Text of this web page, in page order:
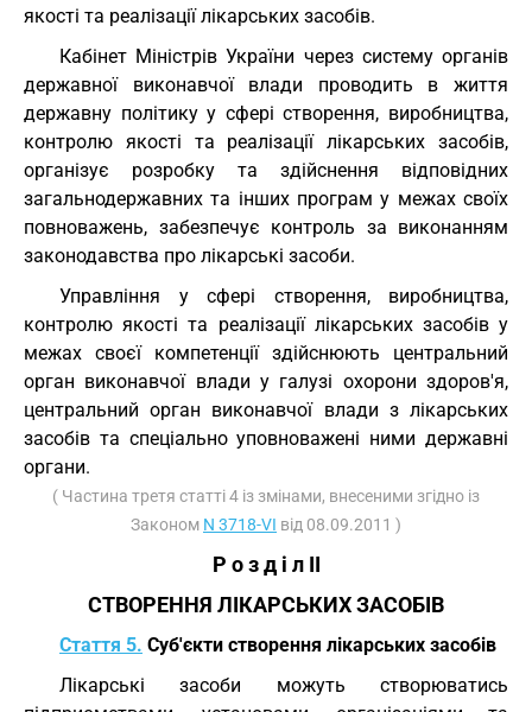
якості та реалізації лікарських засобів.
Кабінет Міністрів України через систему органів
державної виконавчої влади проводить в життя
державну політику у сфері створення, виробництва,
контролю якості та реалізації лікарських засобів,
організує розробку та здійснення відповідних
загальнодержавних та інших програм у межах своїх
повноважень, забезпечує контроль за виконанням
законодавства про лікарські засоби.
Управління у сфері створення, виробництва,
контролю якості та реалізації лікарських засобів у
межах своєї компетенції здійснюють центральний
орган виконавчої влади у галузі охорони здоров'я,
центральний орган виконавчої влади з лікарських
засобів та спеціально уповноважені ними державні
органи.
( Частина третя статті 4 із змінами, внесеними згідно із
Законом N 3718-VI від 08.09.2011 )
Р о з д і л II
СТВОРЕННЯ ЛІКАРСЬКИХ ЗАСОБІВ
Стаття 5. Суб'єкти створення лікарських засобів
Лікарські засоби можуть створюватись